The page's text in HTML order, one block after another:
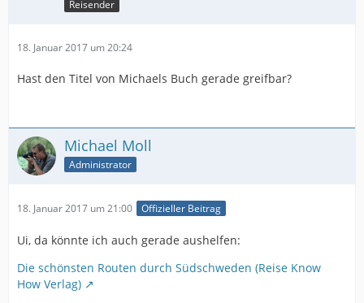
Reisender
18. Januar 2017 um 20:24
Hast den Titel von Michaels Buch gerade greifbar?
Michael Moll
Administrator
18. Januar 2017 um 21:00 Offizieller Beitrag
Ui, da könnte ich auch gerade aushelfen:
Die schönsten Routen durch Südschweden (Reise Know
How Verlag)